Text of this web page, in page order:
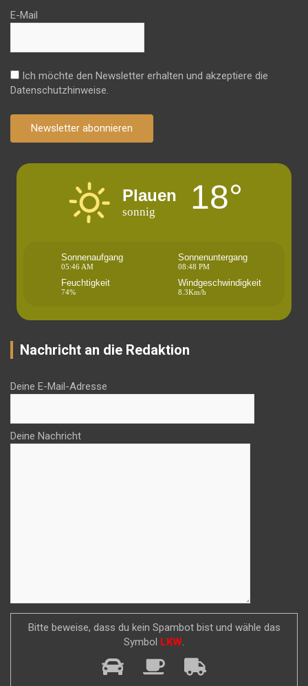
E-Mail
Ich möchte den Newsletter erhalten und akzeptiere die
Datenschutzhinweise.
Newsletter abonnieren
Plauen
sonnig 18°
Sonnenaufgang
05:46 AM
Sonnenuntergang
08:48 PM
Feuchtigkeit
74%
Windgeschwindigkeit
8.3Km/h
Nachricht an die Redaktion
Deine E-Mail-Adresse
Deine Nachricht
Bitte beweise, dass du kein Spambot bist und wähle das
Symbol LKW.